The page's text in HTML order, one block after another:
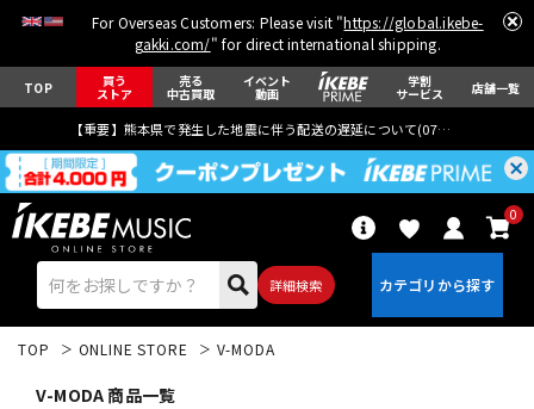
For Overseas Customers: Please visit "https://global.ikebe-
gakki.com/" for direct international shipping.
TOP 買う
ストア
売る
中古買取
イベント
動画
学割
サービス 店舗一覧
【重要】熊本県で発生した地震に伴う配送の遅延について(07月29日
詳細検索
0
TOP ONLINE STORE V-MODA
V-MODA 商品一覧